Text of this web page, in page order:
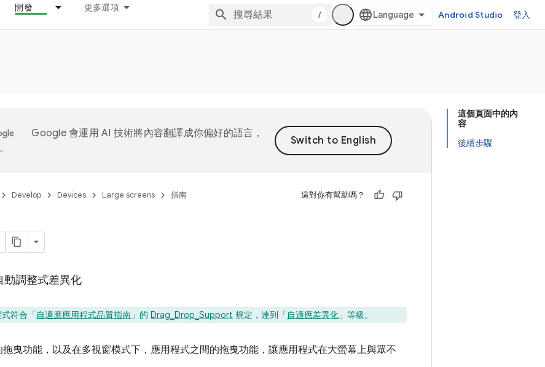
開發 更多選項
/ Android Studio 登入
這個頁面中的內
容
後續步驟
Google 會運用 AI 技術將內容翻譯成你偏好的語言，
Develop Devices Large screens 指南 這對你有幫助嗎？
動調整式差異化
符合「自適應應用程式品質指南 」的 Drag_Drop_Support 規定，達到「自適應差異化 」等級。
曳功能，以及在多視窗模式下，應用程式之間的拖曳功能，讓應用程式在大螢幕上與眾不